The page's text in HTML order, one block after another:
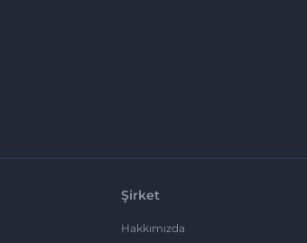
Şirket
Hakkımızda